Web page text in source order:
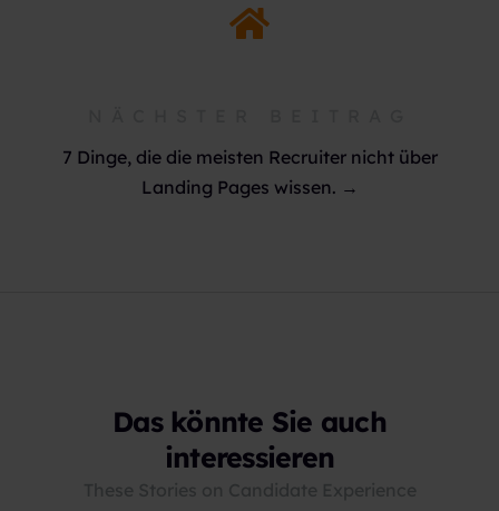
7 Dinge, die die meisten Recruiter nicht über
Landing Pages wissen. →
Das könnte Sie auch
interessieren